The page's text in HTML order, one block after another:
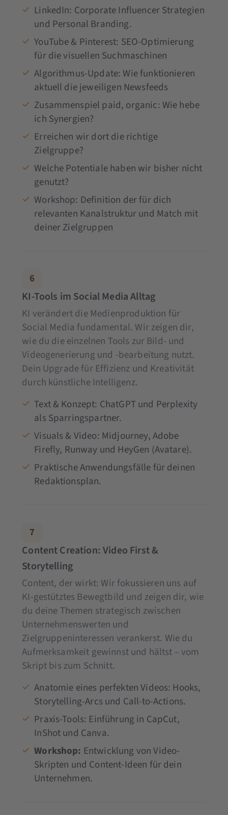
LinkedIn: Corporate Influencer Strategien
und Personal Branding.
YouTube & Pinterest: SEO-Optimierung
für die visuellen Suchmaschinen
Algorithmus-Update: Wie funktionieren
aktuell die jeweiligen Newsfeeds
Zusammenspiel paid, organic: Wie hebe
ich Synergien?
Erreichen wir dort die richtige
Zielgruppe?
Welche Potentiale haben wir bisher nicht
genutzt?
Workshop: Definition der für dich
relevanten Kanalstruktur und Match mit
deiner Zielgruppen
6
KI-Tools im Social Media Alltag
KI verändert die Medienproduktion für
Social Media fundamental. Wir zeigen dir,
wie du die einzelnen Tools zur Bild- und
Videogenerierung und -bearbeitung nutzt.
Dein Upgrade für Effizienz und Kreativität
durch künstliche Intelligenz.
Text & Konzept: ChatGPT und Perplexity
als Sparringspartner.
Visuals & Video: Midjourney, Adobe
Firefly, Runway und HeyGen (Avatare).
Praktische Anwendungsfälle für deinen
Redaktionsplan.
7
Content Creation: Video First &
Storytelling
Content, der wirkt: Wir fokussieren uns auf
KI-gestütztes Bewegtbild und zeigen dir, wie
du deine Themen strategisch zwischen
Unternehmenswerten und
Zielgruppeninteressen verankerst. Wie du
Aufmerksamkeit gewinnst und hältst – vom
Skript bis zum Schnitt.
Anatomie eines perfekten Videos: Hooks,
Storytelling-Arcs und Call-to-Actions.
Praxis-Tools: Einführung in CapCut,
InShot und Canva.
Workshop: Entwicklung von Video-
Skripten und Content-Ideen für dein
Unternehmen.